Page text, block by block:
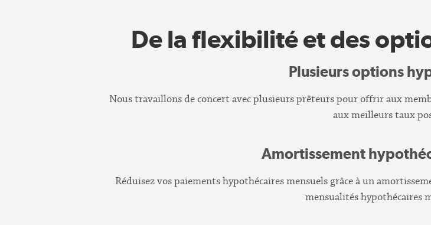
De la flexibilité et des
Plusieurs options
Nous travaillons de concert avec plusieurs prêteurs pour offrir aux
aux meilleurs taux
Amortissement
Réduisez vos paiements hypothécaires mensuels grâce à un
mensualités hypothécaires